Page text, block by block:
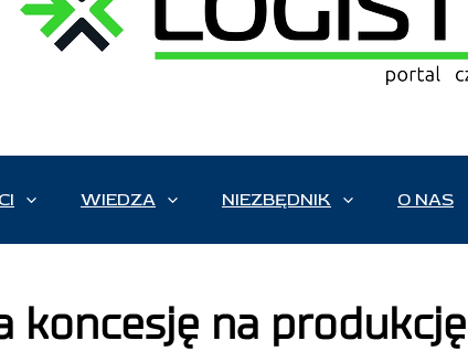
WIEDZA NIEZBĘDNIK O NAS
koncesję na